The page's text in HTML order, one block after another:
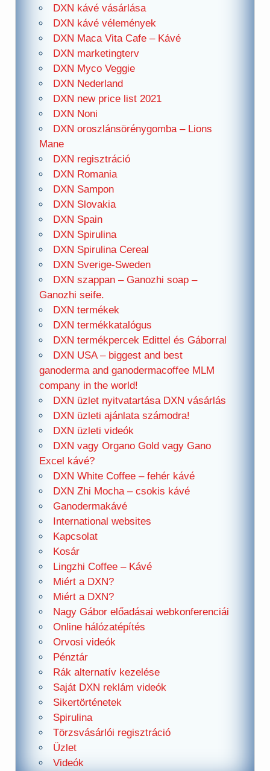
DXN kávé vásárlása
DXN kávé vélemények
DXN Maca Vita Cafe – Kávé
DXN marketingterv
DXN Myco Veggie
DXN Nederland
DXN new price list 2021
DXN Noni
DXN oroszlánsörénygomba – Lions
Mane
DXN regisztráció
DXN Romania
DXN Sampon
DXN Slovakia
DXN Spain
DXN Spirulina
DXN Spirulina Cereal
DXN Sverige-Sweden
DXN szappan – Ganozhi soap –
Ganozhi seife.
DXN termékek
DXN termékkatalógus
DXN termékpercek Edittel és Gáborral
DXN USA – biggest and best
ganoderma and ganodermacoffee MLM
company in the world!
DXN üzlet nyitvatartása DXN vásárlás
DXN üzleti ajánlata számodra!
DXN üzleti videók
DXN vagy Organo Gold vagy Gano
Excel kávé?
DXN White Coffee – fehér kávé
DXN Zhi Mocha – csokis kávé
Ganodermakávé
International websites
Kapcsolat
Kosár
Lingzhi Coffee – Kávé
Miért a DXN?
Miért a DXN?
Nagy Gábor előadásai webkonferenciái
Online hálózatépítés
Orvosi videók
Pénztár
Rák alternatív kezelése
Saját DXN reklám videók
Sikertörténetek
Spirulina
Törzsvásárlói regisztráció
Üzlet
Videók